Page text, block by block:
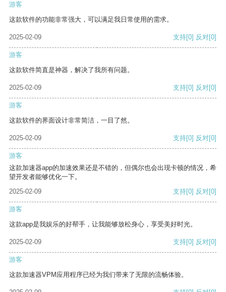
游客
这款软件的功能非常强大，可以满足我日常使用的需求。
2025-02-09 支持[0] 反对[0]
游客
这款软件简直是神器，解决了我所有问题。
2025-02-09 支持[0] 反对[0]
游客
这款软件的界面设计非常简洁，一目了然。
2025-02-09 支持[0] 反对[0]
游客
这款加速器app的加速效果还是不错的，但偶尔也会出现卡顿的情况，希
望开发者能够优化一下。
2025-02-09
支持[0] 反对[0]
游客
这款app是我娱乐的好帮手，让我能够放松身心，享受美好时光。
2025-02-09 支持[0] 反对[0]
游客
这款加速器VPM应用程序已经为我们带来了无限的流畅体验。